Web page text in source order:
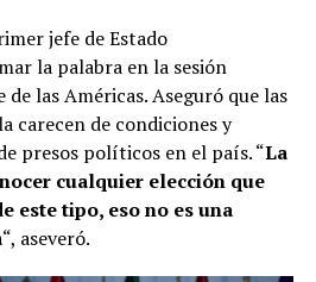
jefe de Estado
la palabra en la sesión
las Américas. Aseguró que las
carecen de condiciones y
presos políticos en el país. “La
cualquier elección que
este tipo, eso no es una
“, aseveró.